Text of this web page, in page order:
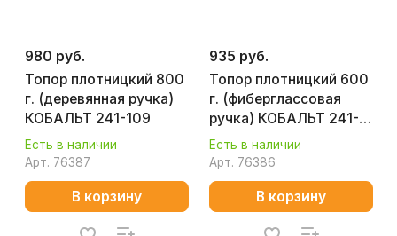
980 руб.
Топор плотницкий 800
г. (деревянная ручка)
КОБАЛЬТ 241-109
Есть в наличии
Арт. 76387
В корзину
935 руб.
Топор плотницкий 600
г. (фиберглассовая
ручка) КОБАЛЬТ 241-
116
Есть в наличии
Арт. 76386
В корзину